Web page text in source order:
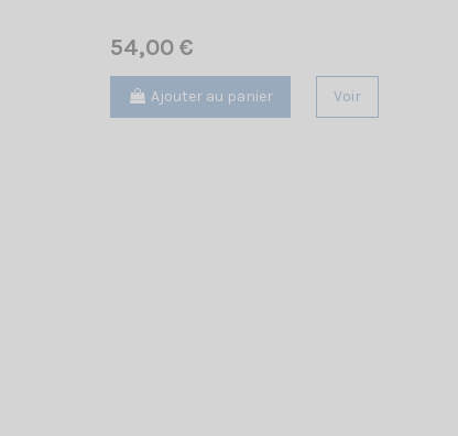
54,00 €
Ajouter au panier Voir